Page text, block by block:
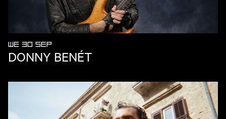
WE 30 SEP
DONNY BENÉT